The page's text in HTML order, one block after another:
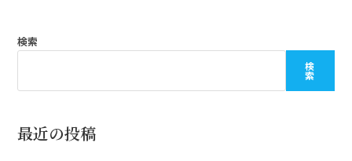
検索
検
索
最近の投稿